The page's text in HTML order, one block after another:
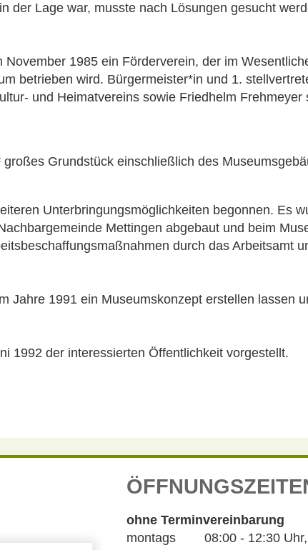
der Lage war, musste nach Lösungen gesucht
1985 ein Förderverein, der im
betrieben wird. Bürgermeister*in und 1.
und Heimatvereins sowie Friedhelm
Grundstück einschließlich des
Unterbringungsmöglichkeiten begonnen. Es
Mettingen abgebaut und beim
durch das Arbeitsamt
Jahre 1991 ein Museumskonzept erstellen lassen
1992 der interessierten Öffentlichkeit vorgestellt.
ohne Terminvereinbarung
montags 08:00 - 12:30 Uhr,